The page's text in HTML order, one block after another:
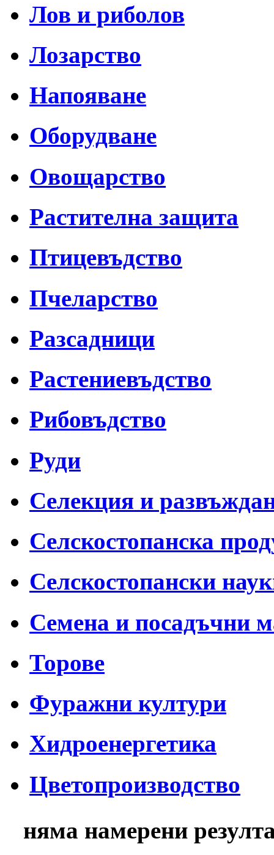
Лов и риболов
Лозарство
Напояване
Оборудване
Овощарство
Растителна защита
Птицевъдство
Пчеларство
Разсадници
Растениевъдство
Рибовъдство
Руди
Селекция и
Селскостопанска
Селскостопански
Семена и посадъчни
Торове
Фуражни култури
Хидроенергетика
Цветопроизводство
няма намерени